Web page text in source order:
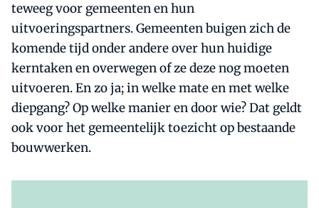
teweeg voor gemeenten en hun
uitvoeringspartners. Gemeenten buigen zich de
komende tijd onder andere over hun huidige
kerntaken en overwegen of ze deze nog moeten
uitvoeren. En zo ja; in welke mate en met welke
diepgang? Op welke manier en door wie? Dat geldt
ook voor het gemeentelijk toezicht op bestaande
bouwwerken.